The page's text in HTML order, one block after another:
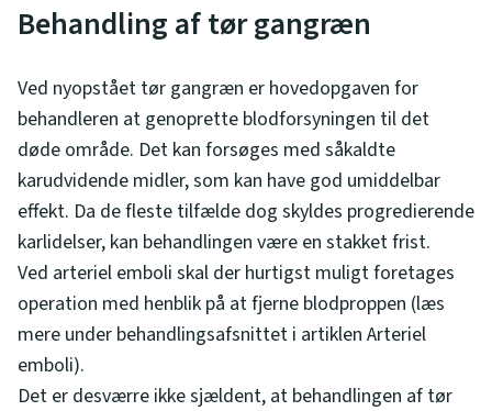
Behandling af tør gangræn
Ved nyopstået tør gangræn er hovedopgaven for
behandleren at genoprette blodforsyningen til det
døde område. Det kan forsøges med såkaldte
karudvidende midler, som kan have god umiddelbar
effekt. Da de fleste tilfælde dog skyldes progredierende
karlidelser, kan behandlingen være en stakket frist.
Ved arteriel emboli skal der hurtigst muligt foretages
operation med henblik på at fjerne blodproppen (læs
mere under behandlingsafsnittet i artiklen Arteriel
emboli).
Det er desværre ikke sjældent, at behandlingen af tør